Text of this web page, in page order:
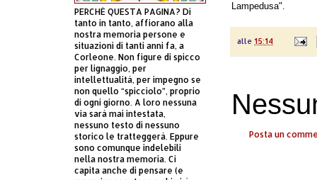
Lampedusa".
alle 15:14
Posta un
PERCHÈ QUESTA PAGINA? Di
tanto in tanto, affiorano alla
nostra memoria persone e
situazioni di tanti anni fa, a
Corleone. Non figure di spicco
per lignaggio, per
intellettualità, per impegno se
non quello “spicciolo”, proprio
di ogni giorno. A loro nessuna
via sarà mai intestata,
nessuno testo di nessuno
storico le tratteggerà. Eppure
sono comunque indelebili
nella nostra memoria. Ci
capita anche di pensare (e